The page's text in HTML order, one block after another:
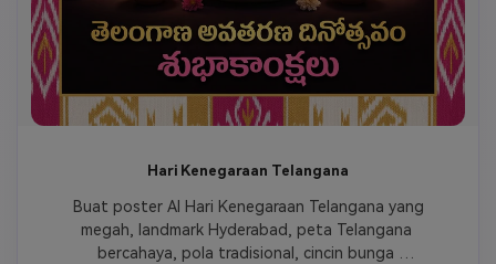
Hari Kenegaraan Telangana
Buat poster AI Hari Kenegaraan Telangana yang
megah, landmark Hyderabad, peta Telangana
bercahaya, pola tradisional, cincin bunga